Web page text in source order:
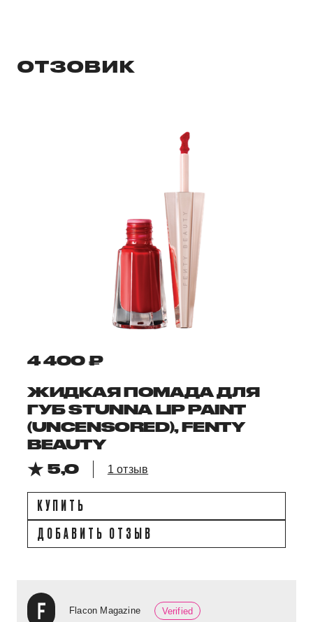
ОТЗОВИК
4 400 ₽
ЖИДКАЯ ПОМАДА ДЛЯ
ГУБ STUNNA LIP PAINT
(UNCENSORED), FENTY
BEAUTY
5,0
1 отзыв
КУПИТЬ
ДОБАВИТЬ ОТЗЫВ
Flacon Magazine Verified